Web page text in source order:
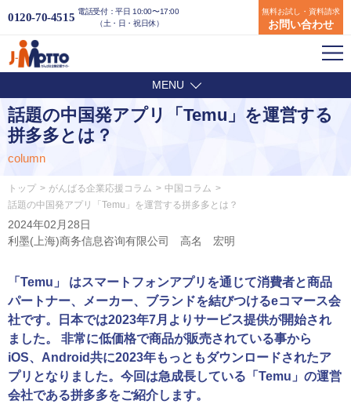
0120-70-4515 電話受付：平日 10:00〜17:00
（土・日・祝日休）
無料お試し・資料請求
お問い合わせ
MENU
話題の中国発アプリ「Temu」を運営する
拼多多とは？
column
トップ がんばる企業応援コラム
中国コラム
話題の中国発アプリ「Temu」を運営する拼多多とは？
2024年02月28日
利墨(上海)商务信息咨询有限公司 高名 宏明
「Temu」 はスマートフォンアプリを通じて消費者と商品
パートナー、メーカー、ブランドを結びつけるeコマース会
社です。日本では2023年7月よりサービス提供が開始され
ました。 非常に低価格で商品が販売されている事から
iOS、Android共に2023年もっともダウンロードされたア
プリとなりました。今回は急成長している「Temu」の運営
会社である拼多多をご紹介します。